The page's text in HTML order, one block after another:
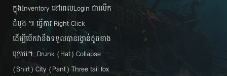
ក្នុងInventory នៅពេលLogin ជាលើក
ដំបូង ៕ ធ្វើការ Right Click
ដើម្បីបើកវានឹងទទួលបានរង្វាន់ដូចខាង
ក្រោម។ Drunk (Hat) Collapse
(Shirt) City (Pant) Three tail fox